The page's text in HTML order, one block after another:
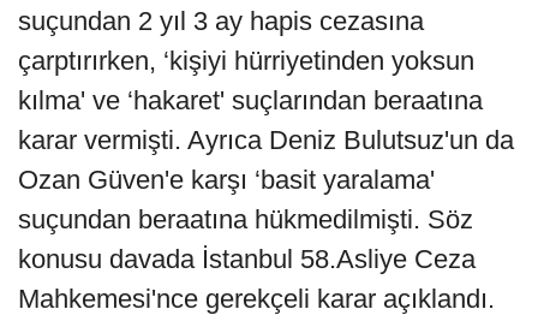
suçundan 2 yıl 3 ay hapis cezasına
çarptırırken, ‘kişiyi hürriyetinden yoksun
kılma' ve ‘hakaret' suçlarından beraatına
karar vermişti. Ayrıca Deniz Bulutsuz'un da
Ozan Güven'e karşı ‘basit yaralama'
suçundan beraatına hükmedilmişti. Söz
konusu davada İstanbul 58.Asliye Ceza
Mahkemesi'nce gerekçeli karar açıklandı.